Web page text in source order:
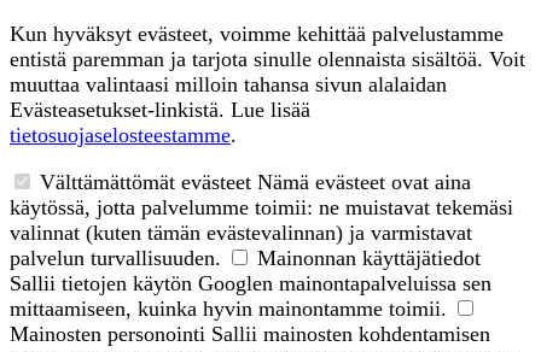
Kun hyväksyt evästeet, voimme kehittää palvelustamme
entistä paremman ja tarjota sinulle olennaista sisältöä. Voit
muuttaa valintaasi milloin tahansa sivun alalaidan
Evästeasetukset-linkistä. Lue lisää
tietosuojaselosteestamme.
Välttämättömät evästeet Nämä evästeet ovat aina
käytössä, jotta palvelumme toimii: ne muistavat tekemäsi
valinnat (kuten tämän evästevalinnan) ja varmistavat
palvelun turvallisuuden.
Mainonnan käyttäjätiedot
Sallii tietojen käytön Googlen mainontapalveluissa sen
mittaamiseen, kuinka hyvin mainontamme toimii.
Mainosten personointi Sallii mainosten kohdentamisen